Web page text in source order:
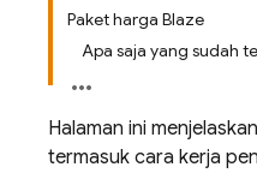
Paket harga Blaze
Apa saja yang sudah
Halaman ini
termasuk cara kerja